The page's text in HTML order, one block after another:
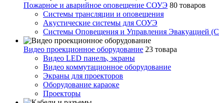
Пожарное и аварийное оповещение СОУЭ 80 товаров
Cистемы трансляции и оповещения
Акустические системы для СОУЭ
Системы Оповещения и Управления Эвакуацией
Видео проекционное оборудование 23 товара
Видео LED панель, экраны
Видео коммутационное оборудование
Экраны для проекторов
Оборудование караоке
Проекторы